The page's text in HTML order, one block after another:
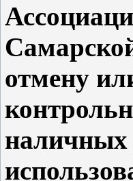
отмену
наличных